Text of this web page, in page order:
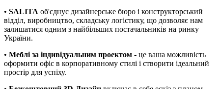
• SALITA об'єднує дизайнерське бюро і конструкторський
відділ, виробництво, складську логістику, що дозволяє нам
залишатися одним з найбільших постачальників на ринку
України.
• Меблі за індивідуальним проектом - це ваша можливість
оформити офіс в корпоративному стилі і створити ідеальний
простір для успіху.